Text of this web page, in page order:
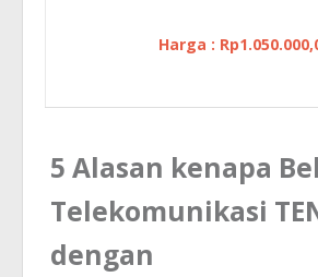
Harga :
5 Alasan kenapa
Telekomunikasi
dengan